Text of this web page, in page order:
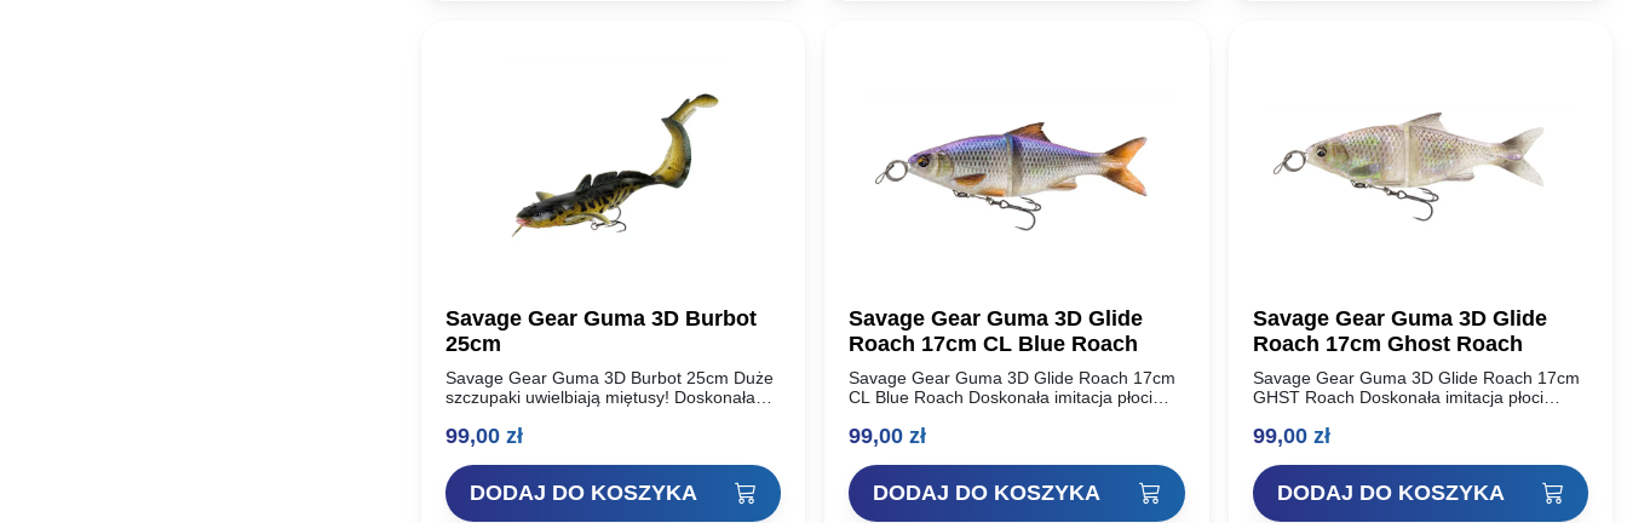
Savage Gear Guma 3D Burbot
25cm
Savage Gear Guma 3D Burbot 25cm Duże
szczupaki uwielbiają miętusy! Doskonała
trollingu lub z rzutu! Detale na podstawie
99,00 zł
DODAJ DO KOSZYKA
Savage Gear Guma 3D Glide
Roach 17cm CL Blue Roach
Savage Gear Guma 3D Glide Roach 17cm
CL Blue Roach Doskonała imitacja płoci
świetny Jerk z systemem zbrojenia…
99,00zł
DODAJ DO KOSZYKA
Savage Gear Guma 3D Glide
Roach 17cm Ghost Roach
Savage Gear Guma 3D Glide Roach 17cm
GHST Roach Doskonała imitacja płoci
świetny Jerk z systemem zbrojenia
99,00 zł
DODAJ DO KOSZYKA